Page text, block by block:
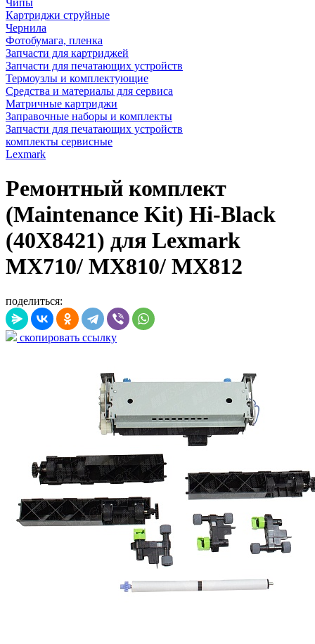
Чипы
Картриджи струйные
Чернила
Фотобумага, пленка
Запчасти для картриджей
Запчасти для печатающих устройств
Термоузлы и комплектующие
Средства и материалы для сервиса
Матричные картриджи
Заправочные наборы и комплекты
Запчасти для печатающих устройств
комплекты сервисные
Lexmark
Ремонтный комплект
(Maintenance Kit) Hi-Black
(40X8421) для Lexmark
MX710/ MX810/ MX812
поделиться:
скопировать ссылку